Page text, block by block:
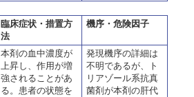
臨床症状・措置方
法
機序・危険因子
本剤の血中濃度が
上昇し、作用が増
強されることがあ
る。患者の状態を
発現機序の詳細は
不明であるが、ト
リアゾール系抗真
菌剤が本剤の肝代